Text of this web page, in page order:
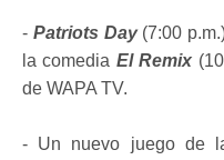
- Patriots Day(7:00
la comedia El Remix
de WAPA TV.
- Un nuevo juego de